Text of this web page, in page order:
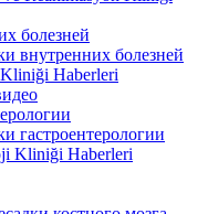
болезней
внутренних болезней
Kliniği Haberleri
гастроентерологии
Kliniği Haberleri